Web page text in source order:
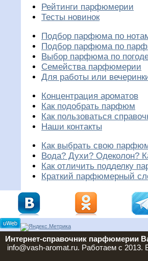
Рейтинги парфюмерии
Тесты новинок
Подбор парфюма по
Подбор парфюма по
Выбор парфюма по
Семейства парфюмерии
Для работы или
Концентрация ароматов
Как подобрать парфюм
Как пользоваться
Наши контакты
Как выбрать свою
Вода? Духи? Одеколон?
Как отличить подделку
Краткий парфюмерный
Интернет-справочник парфюмерии
info@vash-aromat.ru. Работаем с 2013.